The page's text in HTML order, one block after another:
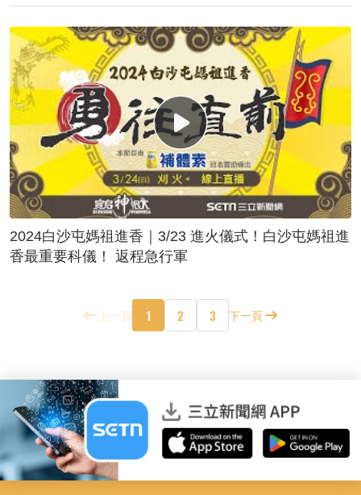
2024白沙屯媽祖進香｜3/23 進火儀式！白沙屯媽祖進
香最重要科儀！ 返程急行軍
上一頁 1 2 3 下一頁